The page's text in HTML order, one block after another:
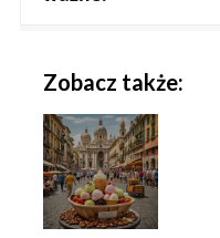
Zobacz także: